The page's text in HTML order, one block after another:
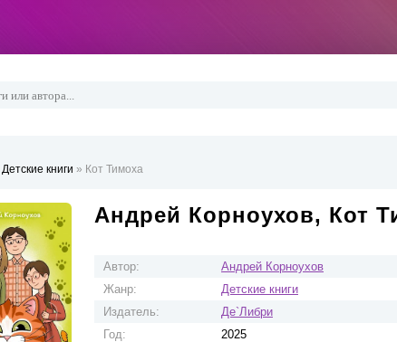
Детские книги » Кот Тимоха
Андрей Корноухов, Кот
Автор:
Андрей Корноухов
Жанр:
Детские книги
Издатель:
Де`Либри
Год:
2025